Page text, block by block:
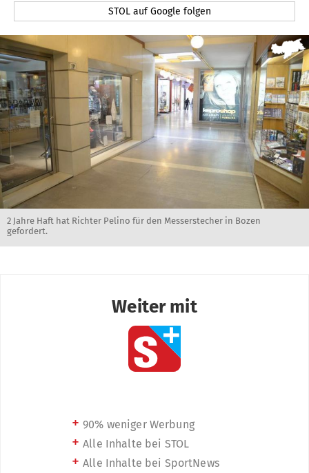
STOL auf Google folgen
2 Jahre Haft hat Richter Pelino für den Messerstecher in Bozen
gefordert.